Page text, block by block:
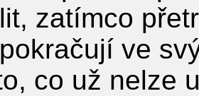
zatímco
ve
co už nelze